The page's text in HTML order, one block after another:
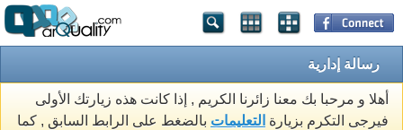
رسالة إدارية
أهلا و مرحبا بك معنا زائرنا الكريم , إذا كانت هذه زيارتك الأولى
فيرجى التكرم بزيارة التعليمات بالضغط على الرابط السابق , كما